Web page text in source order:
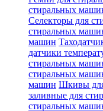
стиральных
Селекторы для
стиральных
машин
датчики
стиральных
стиральных
машин Шкивы
заливные для
стиральных